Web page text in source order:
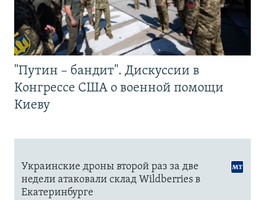
"Путин – бандит". Дискуссии в
Конгрессе США о военной помощи
Киеву